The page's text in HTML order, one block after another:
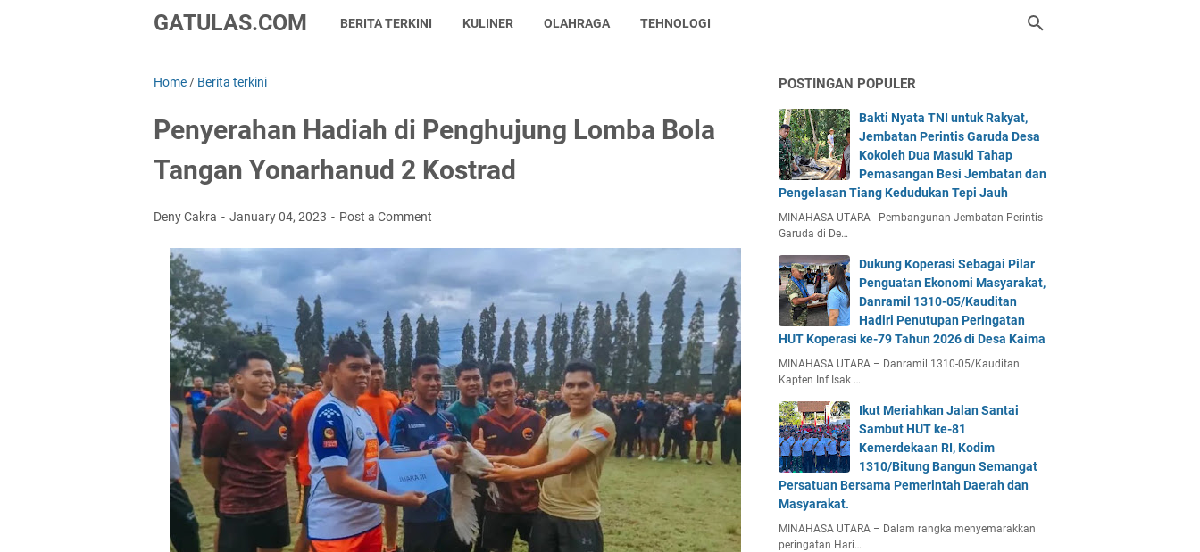
GATULAS.COM BERITA TERKINI KULINER OLAHRAGA TEHNOLOGI
Home / Berita terkini
Penyerahan Hadiah di Penghujung Lomba Bola
Tangan Yonarhanud 2 Kostrad
Deny Cakra January 04, 2023 Post a Comment
POSTINGAN POPULER
Bakti Nyata TNI untuk Rakyat,
Jembatan Perintis Garuda Desa
Kokoleh Dua Masuki Tahap
Pemasangan Besi Jembatan dan
Pengelasan Tiang Kedudukan Tepi Jauh
MINAHASA UTARA - Pembangunan Jembatan Perintis
Garuda di De…
Dukung Koperasi Sebagai Pilar
Penguatan Ekonomi Masyarakat,
Danramil 1310-05/Kauditan
Hadiri Penutupan Peringatan
HUT Koperasi ke-79 Tahun 2026 di Desa Kaima
MINAHASA UTARA – Danramil 1310-05/Kauditan
Kapten Inf Isak …
Ikut Meriahkan Jalan Santai
Sambut HUT ke-81
Kemerdekaan RI, Kodim
1310/Bitung Bangun Semangat
Persatuan Bersama Pemerintah Daerah dan
Masyarakat.
MINAHASA UTARA – Dalam rangka menyemarakkan
peringatan Hari…